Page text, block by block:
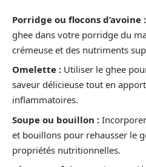
Porridge ou flocons d’avoine :
ghee dans votre porridge du
crémeuse et des nutriments
Omelette : Utiliser le ghee
saveur délicieuse tout en
inflammatoires.
Soupe ou bouillon :
et bouillons pour rehausser le
propriétés nutritionnelles.